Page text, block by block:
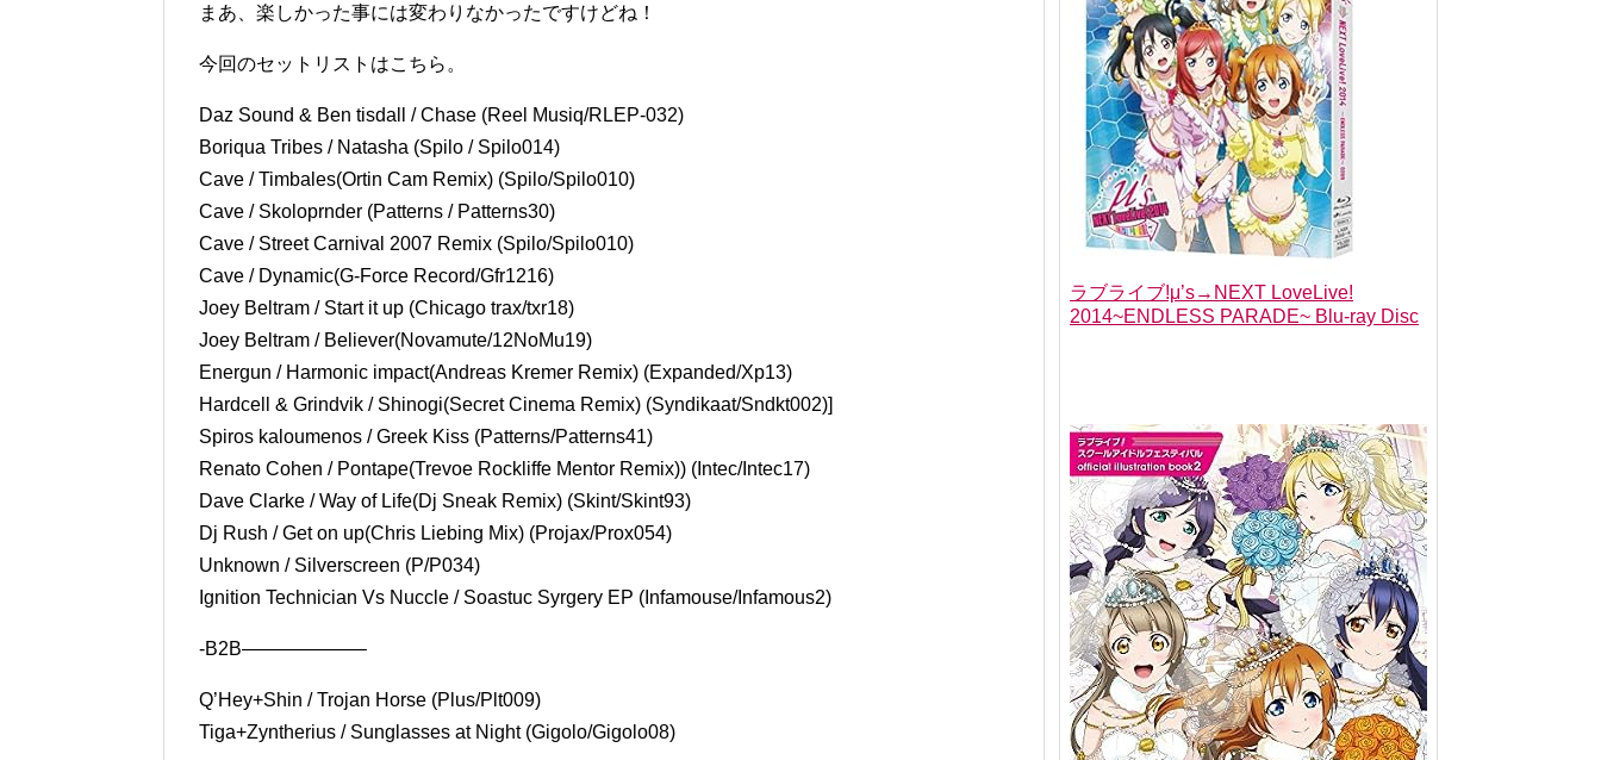
まあ、楽しかった事には変わりなかったですけどね！
今回のセットリストはこちら。
Daz Sound & Ben tisdall / Chase (Reel Musiq/RLEP-032)
Boriqua Tribes / Natasha (Spilo / Spilo014)
Cave / Timbales(Ortin Cam Remix) (Spilo/Spilo010)
Cave / Skoloprnder (Patterns / Patterns30)
Cave / Street Carnival 2007 Remix (Spilo/Spilo010)
Cave / Dynamic(G-Force Record/Gfr1216)
Joey Beltram / Start it up (Chicago trax/txr18)
Joey Beltram / Believer(Novamute/12NoMu19)
Energun / Harmonic impact(Andreas Kremer Remix) (Expanded/Xp13)
Hardcell & Grindvik / Shinogi(Secret Cinema Remix) (Syndikaat/Sndkt002)]
Spiros kaloumenos / Greek Kiss (Patterns/Patterns41)
Renato Cohen / Pontape(Trevoe Rockliffe Mentor Remix)) (Intec/Intec17)
Dave Clarke / Way of Life(Dj Sneak Remix) (Skint/Skint93)
Dj Rush / Get on up(Chris Liebing Mix) (Projax/Prox054)
Unknown / Silverscreen (P/P034)
Ignition Technician Vs Nuccle / Soastuc Syrgery EP (Infamouse/Infamous2)
-B2B——————–
Q’Hey+Shin / Trojan Horse (Plus/Plt009)
Tiga+Zyntherius / Sunglasses at Night (Gigolo/Gigolo08)
ラブライブ!μ’s→NEXT LoveLive!
2014~ENDLESS PARADE~ Blu-ray Disc